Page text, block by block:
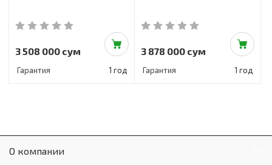
3 508 000 сум
Гарантия 1 год
3 878 000 сум
Гарантия 1 год
О компании